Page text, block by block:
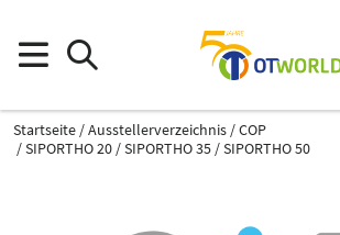
Startseite Ausstellerverzeichnis
COP
SIPORTHO 20 / SIPORTHO 35 / SIPORTHO 50